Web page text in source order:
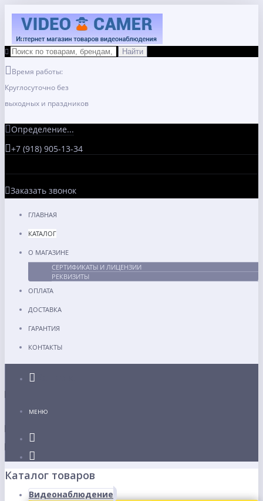
Время работы:
Круглосуточно без
выходных и праздников
Определение...
+7 (918) 905-13-34
Заказать звонок
ГЛАВНАЯ
КАТАЛОГ
О МАГАЗИНЕ
СЕРТИФИКАТЫ И ЛИЦЕНЗИИ
РЕКВИЗИТЫ
ОПЛАТА
ДОСТАВКА
ГАРАНТИЯ
КОНТАКТЫ
МЕНЮ
Каталог товаров
Видеонаблюдение